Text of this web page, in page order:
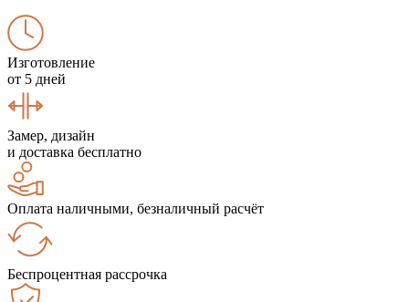
Изготовление
от 5 дней
Замер, дизайн
и доставка бесплатно
Оплата наличными, безналичный расчёт
Беспроцентная рассрочка